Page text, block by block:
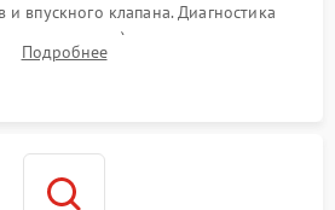
и впускного клапана. Диагностика
уровня воды), датчика мутности,
электронного модуля управления.
Подробнее